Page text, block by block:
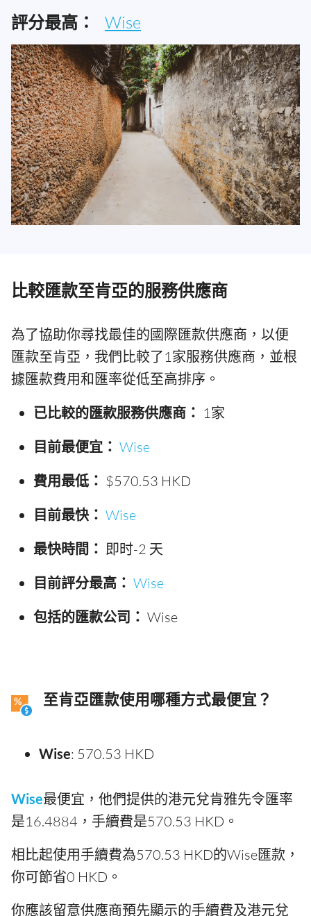
評分最高： Wise
比較匯款至肯亞的服務供應商
為了協助你尋找最佳的國際匯款供應商，以便
匯款至肯亞，我們比較了1家服務供應商，並根
據匯款費用和匯率從低至高排序。
已比較的匯款服務供應商： 1家
目前最便宜： Wise
費用最低： $570.53 HKD
目前最快： Wise
最快時間： 即时-2 天
目前評分最高： Wise
包括的匯款公司： Wise
至肯亞匯款使用哪種方式最便宜？
Wise: 570.53 HKD
Wise最便宜，他們提供的港元兌肯雅先令匯率
是16.4884，手續費是570.53 HKD。
相比起使用手續費為570.53 HKD的Wise匯款，
你可節省0 HKD。
你應該留意供應商預先顯示的手續費及港元兌